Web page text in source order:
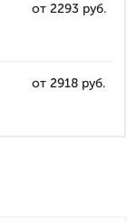
от 2293 руб.
от 2918 руб.